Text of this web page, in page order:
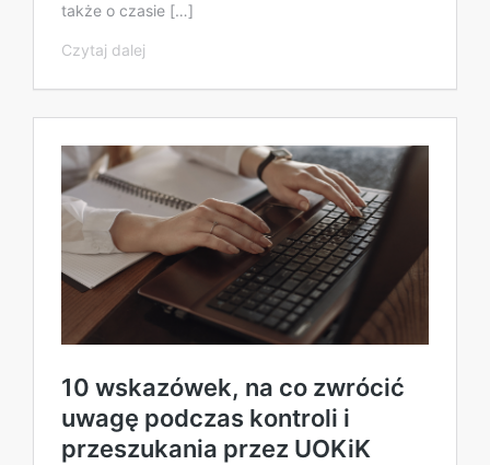
także o czasie […]
Czytaj dalej
10 wskazówek, na co zwrócić
uwagę podczas kontroli i
przeszukania przez UOKiK